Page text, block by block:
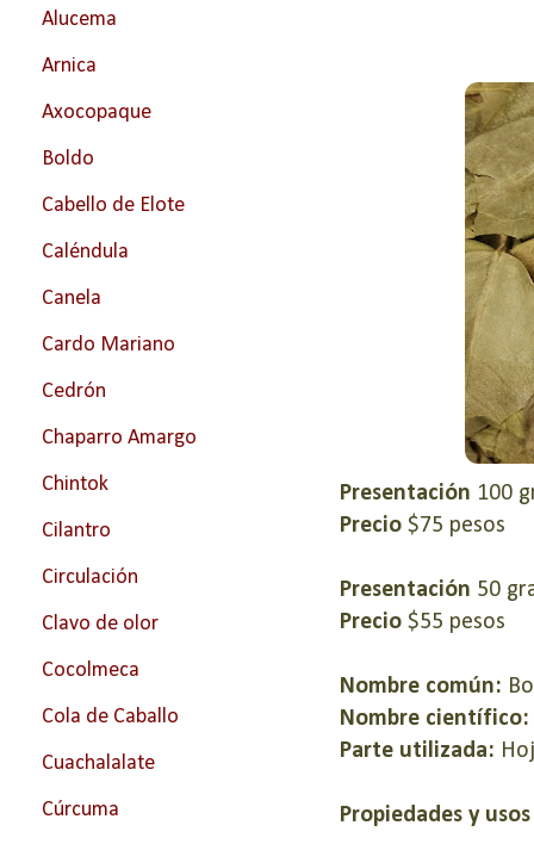
Presentación 100
Precio $75 pesos
Presentación 50
Precio $55 pesos
Nombre común:
Nombre científico:
Parte utilizada:
Propiedades y
Alucema
Arnica
Axocopaque
Boldo
Cabello de Elote
Caléndula
Canela
Cardo Mariano
Cedrón
Chaparro Amargo
Chintok
Cilantro
Circulación
Clavo de olor
Cocolmeca
Cola de Caballo
Cuachalalate
Cúrcuma